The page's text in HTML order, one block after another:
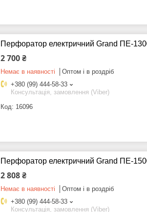
Перфоратор електричний Grand ПЕ-
2 700 ₴
Немає в наявності
Оптом і в роздріб
+380 (99) 444-58-33
Консультація, замовлення (Viber)
16096
Перфоратор електричний Grand ПЕ-
2 808 ₴
Немає в наявності
Оптом і в роздріб
+380 (99) 444-58-33
Консультація, замовлення (Viber)